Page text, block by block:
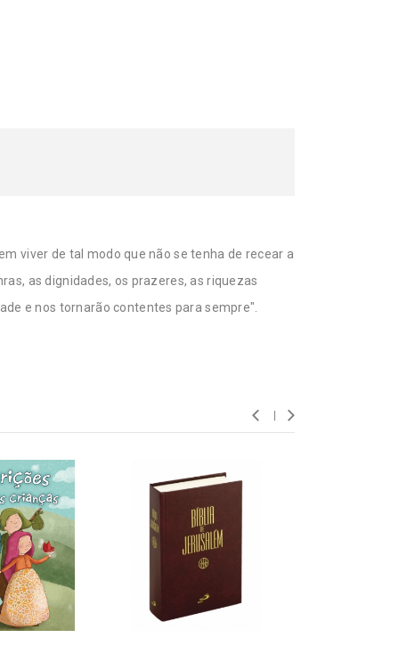
viver de tal modo que não se tenha de recear a
as dignidades, os prazeres, as riquezas
e nos tornarão contentes para sempre".